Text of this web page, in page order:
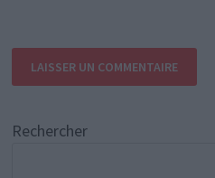
Rechercher